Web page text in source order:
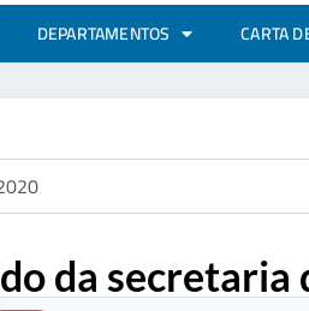
DEPARTAMENTOS CARTA
da